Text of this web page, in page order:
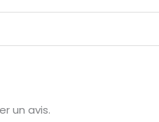
un avis.